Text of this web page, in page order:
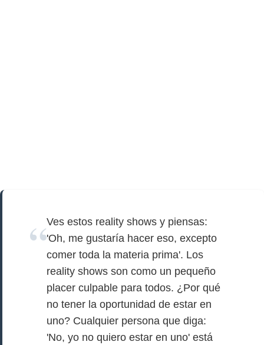
Ves estos reality shows y piensas:
'Oh, me gustaría hacer eso, excepto
comer toda la materia prima'. Los
reality shows son como un pequeño
placer culpable para todos. ¿Por qué
no tener la oportunidad de estar en
uno? Cualquier persona que diga:
'No, yo no quiero estar en uno' está